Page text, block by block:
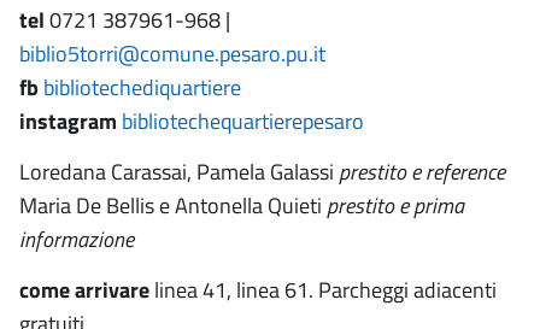
tel0721 387961-968 |
biblio5torri@comune.pesaro.pu.it
fb bibliotechediquartiere
instagram bibliotechequartierepesaro
Loredana Carassai, Pamela Galassi prestito e reference
Maria De Bellis e Antonella Quieti prestito e prima
informazione
come arrivarelinea 41, linea 61. Parcheggi adiacenti